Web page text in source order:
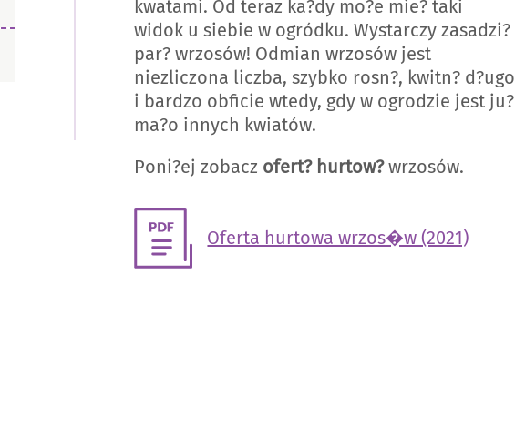
kwatami. Od teraz ka?dy mo?e mie? taki
widok u siebie w ogródku. Wystarczy zasadzi?
par? wrzosów! Odmian wrzosów jest
niezliczona liczba, szybko rosn?, kwitn? d?ugo
i bardzo obficie wtedy, gdy w ogrodzie jest ju?
ma?o innych kwiatów.
Poni?ej zobacz ofert? hurtow?wrzosów.
Oferta hurtowa wrzos�w (2021)